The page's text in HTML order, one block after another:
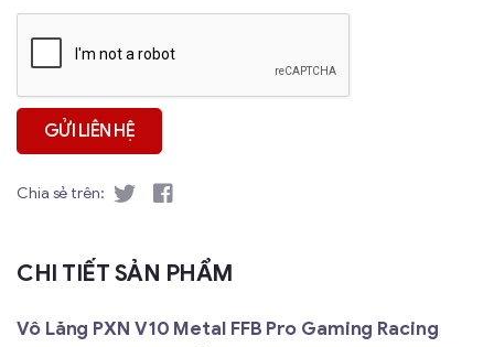
Chia sẻ trên:
CHI TIẾT SẢN PHẨM
Vô Lăng PXN V10 Metal FFB Pro Gaming Racing